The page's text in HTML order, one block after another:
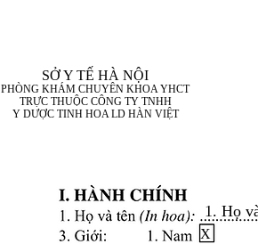
SỞ Y TẾ HÀ NỘI
PHÒNG KHÁM CHUYÊN KHOA YHCT
TRỰC THUỘC CÔNG TY TNHH
Y DƯỢC TINH HOA LD HÀN VIỆT
1. Họ
X